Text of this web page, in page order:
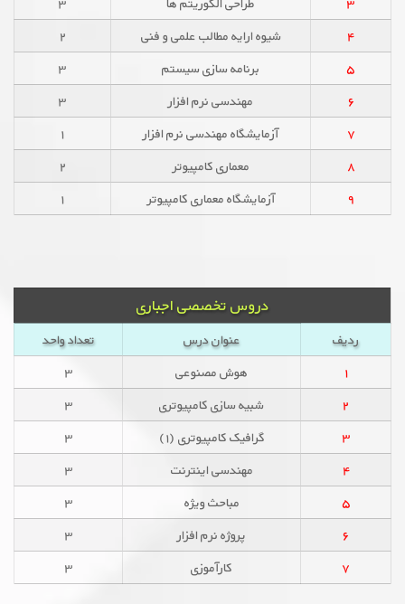
۴
شیوه ارایه مطالب علمی و فنی
۲
۵
برنامه سازی سیستم
۳
۶
مهندسی نرم افزار
۳
۷
آزمایشگاه مهندسی نرم افزار
۱
۸
معماری کامپیوتر
۲
۹
آزمایشگاه معماری کامپیوتر ۱
دروس تخصصی اجباری
ردیف عنوان درس
تعداد واحد
۱
هوش مصنوعی
۳
۲
شبیه سازی کامپیوتری
۳
۳
گرافیک کامپیوتری (۱)
۳
۴
مهندسی اینترنت
۳
۵
مباحث ویژه
۳
۶
پروژه نرم افزار
۳
۷
کارآموزی ۳